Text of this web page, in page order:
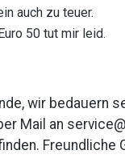
auch zu teuer.
50 tut mir leid.
wir bedauern
Mail an
Freundliche